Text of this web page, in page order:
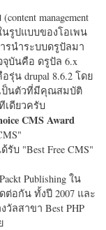
management
นรูปแบบของโอเพน
รนำระบบดรูปัลมา
จุบันคือ ดรูปัล 6.x
น drupal 8.6.2 โดย
ป็นตัวที่มีคุณสมบัติ
เดียวครับ
CMS Award
รับ "Best Free CMS"
Publishing ใน
ดต่อกัน ทั้งปี 2007 และ
วัลสาขา Best PHP